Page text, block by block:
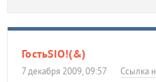
ГостьSIO!(&)
7 декабря 2009, 09:57 Ссылка